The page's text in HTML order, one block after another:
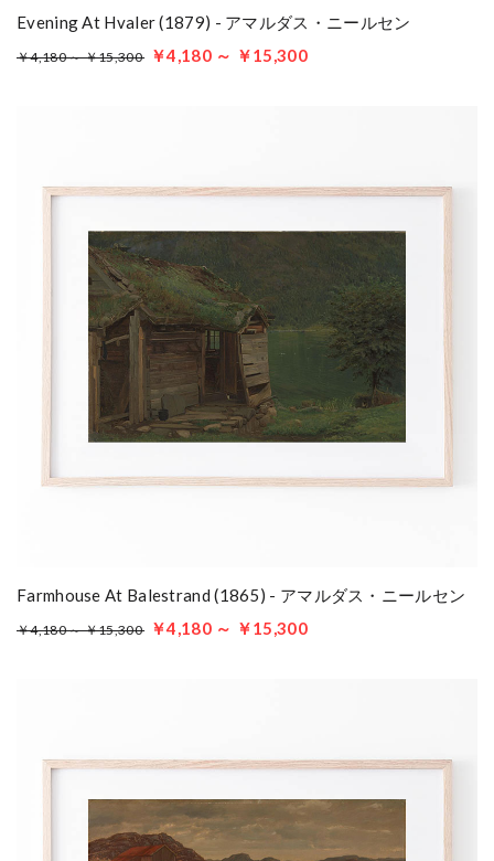
Evening At Hvaler (1879) - アマルダス・ニールセン
￥4,180 ～ ￥15,300 ￥4,180 ～ ￥15,300
Farmhouse At Balestrand (1865) - アマルダス・ニールセン
￥4,180 ～ ￥15,300 ￥4,180 ～ ￥15,300